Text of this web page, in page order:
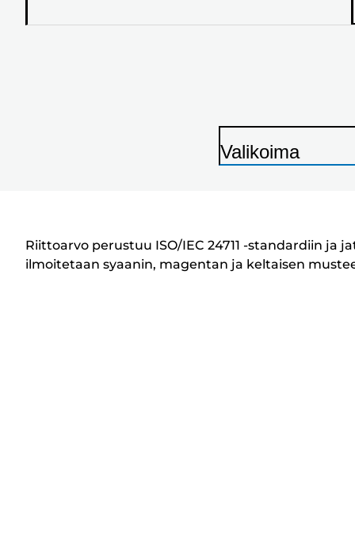
T
o
s
Valikoima
Riittoarvo perustuu ISO/IEC 24711 -standardiin
ilmoitetaan syaanin, magentan ja keltaisen